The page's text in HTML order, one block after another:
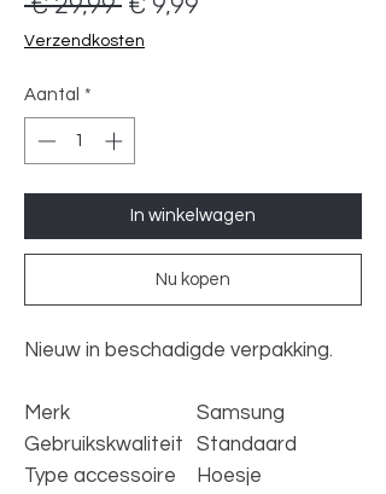
prijs
Verzendkosten
Aantal *
In winkelwagen
Nu kopen
Nieuw in beschadigde verpakking.
Merk
Samsung
Gebruikskwaliteit
Standaard
Type accessoire
Hoesje